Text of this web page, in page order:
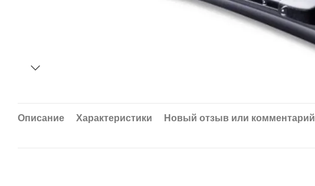
Описание Характеристики Новый отзыв или комментарий